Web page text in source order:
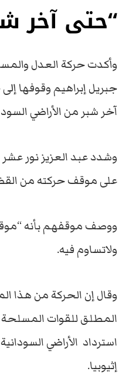
“حتى آخر
وأكدت حركة العدل
جبريل إبراهيم وقوفها
آخر شبر من الأراضي
وشدد عبد العزيز نور
على موقف حركته من
ووصف موقفهم بأنه
ولاتساوم فيه.
وقال إن الحركة من هذا
المطلق للقوات
استرداد الأراضي
إثيوبيا.